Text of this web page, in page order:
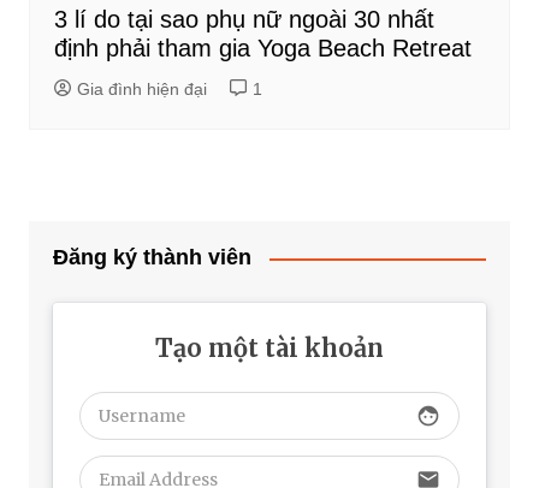
3 lí do tại sao phụ nữ ngoài 30 nhất
định phải tham gia Yoga Beach Retreat
Gia đình hiện đại 1
Đăng ký thành viên
Tạo một tài khoản
face
email